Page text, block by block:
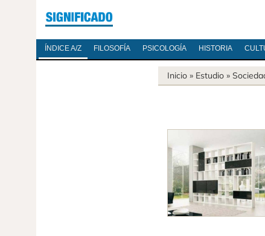
ÍNDICE A/Z FILOSOFÍA PSICOLOGÍA HISTORIA
Inicio » Estudio »